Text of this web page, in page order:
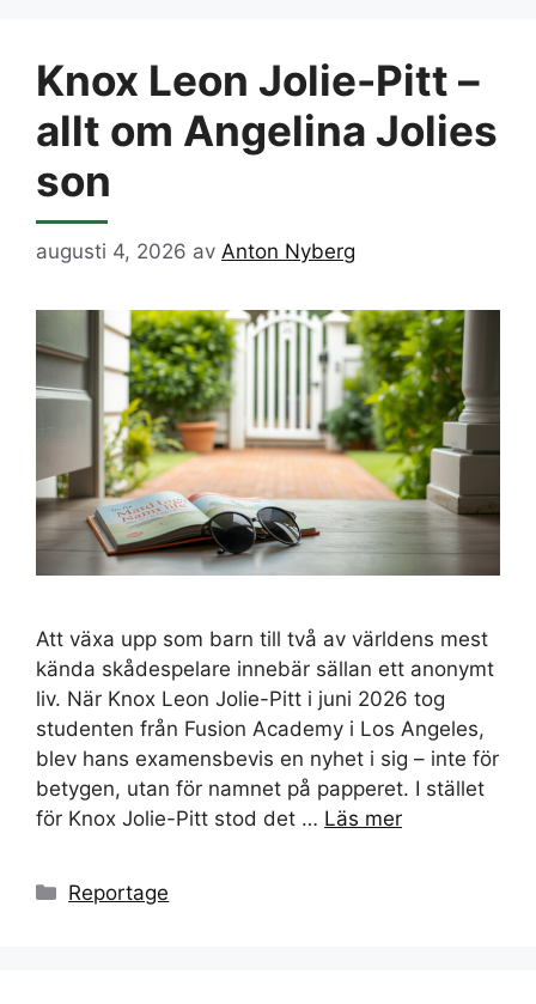
Knox Leon Jolie-Pitt –
allt om Angelina Jolies
son
augusti 4, 2026 av Anton Nyberg
Att växa upp som barn till två av världens mest
kända skådespelare innebär sällan ett anonymt
liv. När Knox Leon Jolie-Pitt i juni 2026 tog
studenten från Fusion Academy i Los Angeles,
blev hans examensbevis en nyhet i sig – inte för
betygen, utan för namnet på papperet. I stället
för Knox Jolie-Pitt stod det … Läs mer
Kategorier
Reportage